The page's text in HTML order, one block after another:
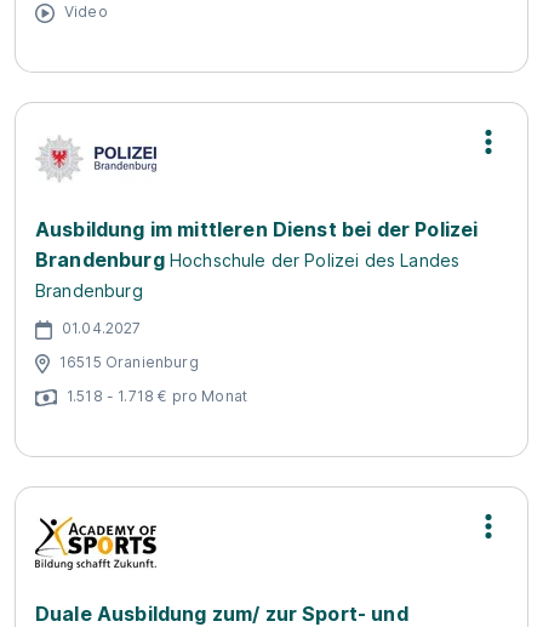
Video
Ausbildung im mittleren Dienst bei der Polizei
Brandenburg Hochschule der Polizei des Landes
Brandenburg
01.04.2027
16515 Oranienburg
1.518 - 1.718 € pro Monat
Duale Ausbildung zum/ zur Sport- und